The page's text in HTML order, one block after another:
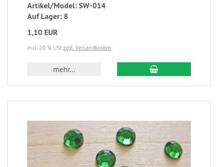
Artikel/Model: SW-014
Auf Lager: 8
1,10 EUR
incl. 20 % USt zzgl. Versandkosten
mehr...